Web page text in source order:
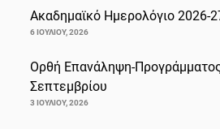
Ακαδημαϊκό Ημερολόγιο 2026-
6 ΙΟΥΛΊΟΥ, 2026
Ορθή Επανάληψη-
Σεπτεμβρίου
3 ΙΟΥΛΊΟΥ, 2026